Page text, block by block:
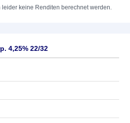
leider keine Renditen berechnet werden.
4,25% 22/32